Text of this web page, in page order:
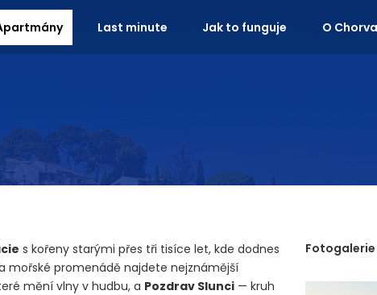
Last minute Jak to funguje O
s kořeny starými přes tři tisíce let, kde dodnes
mořské promenádě najdete nejznámější
mění vlny v hudbu, a Pozdrav Slunci— kruh